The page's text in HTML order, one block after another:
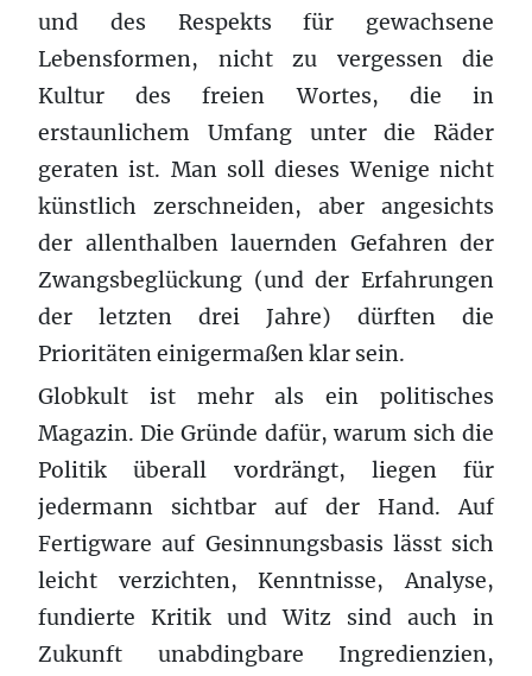
und des Respekts für gewachsene
Lebensformen, nicht zu vergessen die
Kultur des freien Wortes, die in
erstaunlichem Umfang unter die Räder
geraten ist. Man soll dieses Wenige nicht
künstlich zerschneiden, aber angesichts
der allenthalben lauernden Gefahren der
Zwangsbeglückung (und der Erfahrungen
der letzten drei Jahre) dürften die
Prioritäten einigermaßen klar sein.
Globkult ist mehr als ein politisches
Magazin. Die Gründe dafür, warum sich die
Politik überall vordrängt, liegen für
jedermann sichtbar auf der Hand. Auf
Fertigware auf Gesinnungsbasis lässt sich
leicht verzichten, Kenntnisse, Analyse,
fundierte Kritik und Witz sind auch in
Zukunft unabdingbare Ingredienzien,